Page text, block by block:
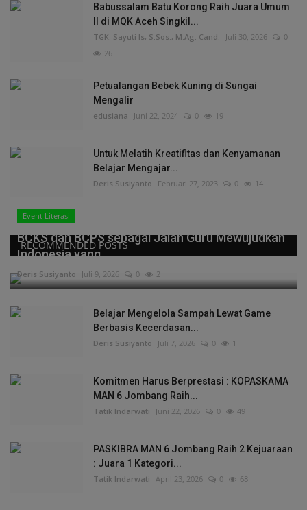
Babussalam Batu Korong Raih Juara Umum
II di MQK Aceh Singkil...
TGK. Sayuti Is, S.Sos., M.Ag. Cand. Juli 30, 2026
0
26
Petualangan Bebek Kuning di Sungai
Mengalir
edusiana Juni 22, 2024 0 19
Untuk Melatih Kreatifitas dan Kenyamanan
Belajar Mengajar...
Deris Susiyanto Februari 27, 2023 0 14
RECOMMENDED POSTS
Event Literasi
BCKS dan BCPS sebagai Jalan Guru Mewujudkan
Indonesia yang...
Deris Susiyanto Juli 9, 2026 0 2
Belajar Mengelola Sampah Lewat Game
Berbasis Kecerdasan...
Deris Susiyanto Juli 7, 2026 0 1
Komitmen Harus Berprestasi : KOPASKAMA
MAN 6 Jombang Raih...
Tatik Indarwati Juni 22, 2026 0 49
PASKIBRA MAN 6 Jombang Raih 2 Kejuaraan
: Juara 1 Kategori...
Tatik Indarwati April 23, 2026 0 68